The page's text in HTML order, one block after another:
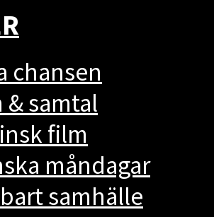
chansen
& samtal
film
måndagar
samhälle